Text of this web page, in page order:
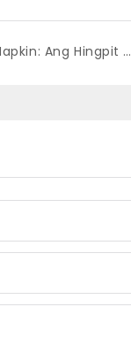
Mga Dispenser sa Metal Napkin: Ang Hingpit nga Kombinasyon sa Estilo ug Kalihokan